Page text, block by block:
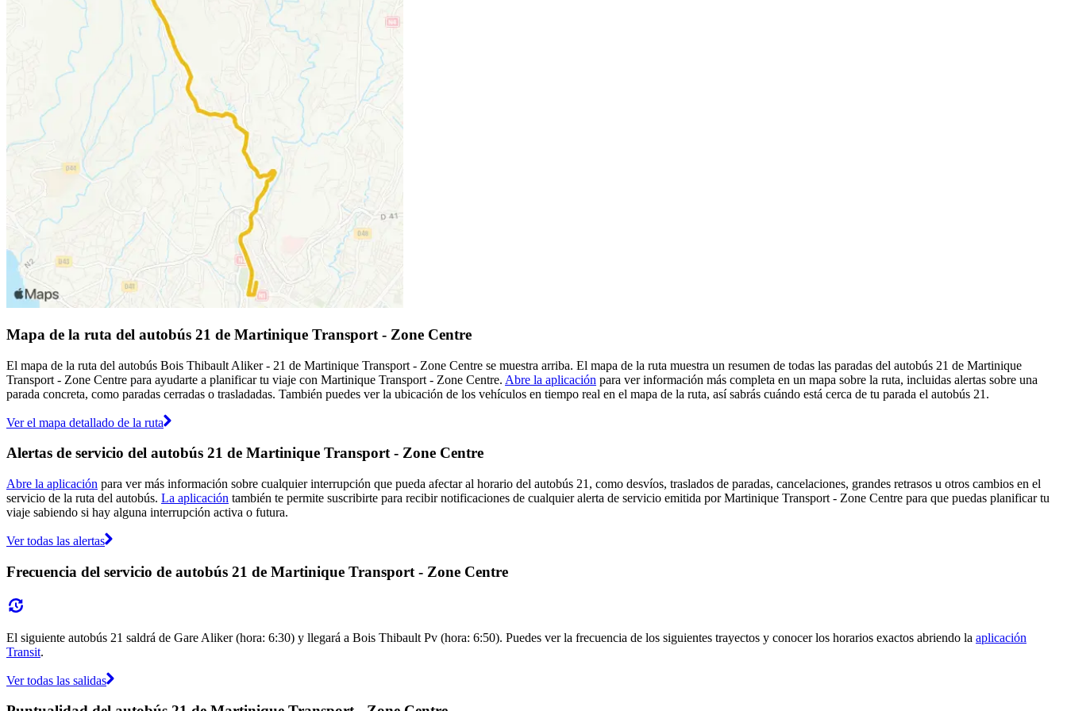
Mapa de la ruta del autobús 21 de Martinique Transport - Zone Centre
El mapa de la ruta del autobús Bois Thibault Aliker - 21 de Martinique Transport - Zone Centre se muestra arriba. El mapa de la ruta muestra un resumen de todas las paradas del autobús 21 de Martinique
Transport - Zone Centre para ayudarte a planificar tu viaje con Martinique Transport - Zone Centre. Abre la aplicación para ver información más completa en un mapa sobre la ruta, incluidas alertas sobre una
parada concreta, como paradas cerradas o trasladadas. También puedes ver la ubicación de los vehículos en tiempo real en el mapa de la ruta, así sabrás cuándo está cerca de tu parada el autobús 21.
Ver el mapa detallado de la ruta
Alertas de servicio del autobús 21 de Martinique Transport - Zone Centre
Abre la aplicación para ver más información sobre cualquier interrupción que pueda afectar al horario del autobús 21, como desvíos, traslados de paradas, cancelaciones, grandes retrasos u otros cambios en el
servicio de la ruta del autobús. La aplicación también te permite suscribirte para recibir notificaciones de cualquier alerta de servicio emitida por Martinique Transport - Zone Centre para que puedas planificar tu
viaje sabiendo si hay alguna interrupción activa o futura.
Ver todas las alertas
Frecuencia del servicio de autobús 21 de Martinique Transport - Zone Centre
El siguiente autobús 21 saldrá de Gare Aliker (hora: 6:30) y llegará a Bois Thibault Pv (hora: 6:50). Puedes ver la frecuencia de los siguientes trayectos y conocer los horarios exactos abriendo la aplicación
Transit.
Ver todas las salidas